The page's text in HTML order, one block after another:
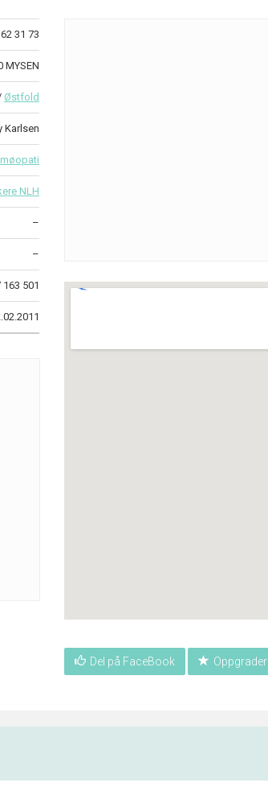
31 73
MYSEN
Østfold
Karlsen
NLH
–
–
163 501
Del på FaceBook Oppgrader